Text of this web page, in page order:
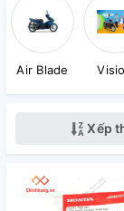
Air Blade
Xếp